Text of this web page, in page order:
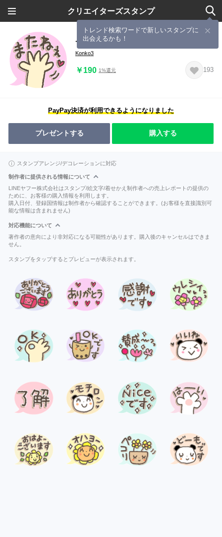
クリエイターズスタンプ
トレンド検索ワードで新しいスタンプに
出会えるかも！
サクっと送れる簡易スタンプ
Konko3
￥190 1%還元 193
PayPay決済が利用できるようになりました
プレゼントする 購入する
スタンプアレンジ/デコレーションに対応
制作者に提供される情報について
LINEヤフー株式会社はスタンプ/絵文字/着せかえ制作者への売上レポートの提供の
ために、お客様の購入情報を利用します。
購入日付、登録国情報は制作者から確認することができます。(お客様を直接識別可
能な情報は含まれません)
対応機能について
著作者の意向により非対応になる可能性があります。購入後のキャンセルはできま
せん。
スタンプをタップするとプレビューが表示されます。